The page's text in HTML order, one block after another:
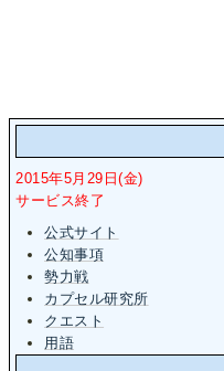
2015年5月29日(金)
サービス終了
公式サイト
公知事項
勢力戦
カプセル研究所
クエスト
用語